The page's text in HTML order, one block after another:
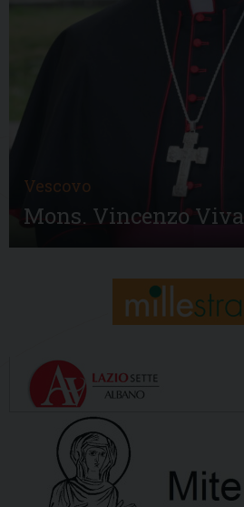
Vescovo
Mons. Vincenzo Viva